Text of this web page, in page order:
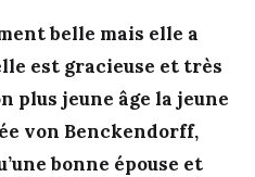
belle mais elle a
est gracieuse et très
plus jeune âge la jeune
von Benckendorff,
bonne épouse et